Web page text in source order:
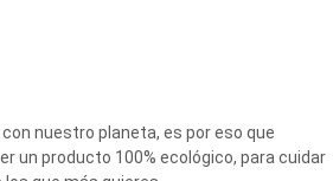
nuestro planeta, es por eso que
un producto 100% ecológico, para cuidar